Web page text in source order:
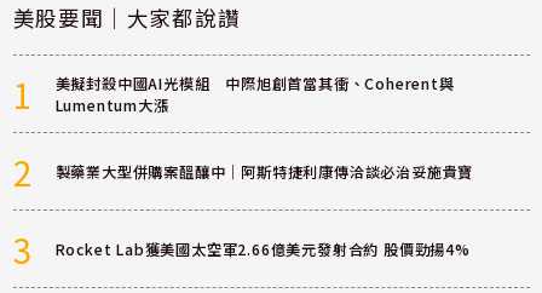
美股要聞｜大家都說讚
1
美擬封殺中國AI光模組 中際旭創首當其衝、Coherent與
Lumentum大漲
2 製藥業大型併購案醞釀中｜阿斯特捷利康傳洽談必治妥施貴寶
3 Rocket Lab獲美國太空軍2.66億美元發射合約 股價勁揚4%